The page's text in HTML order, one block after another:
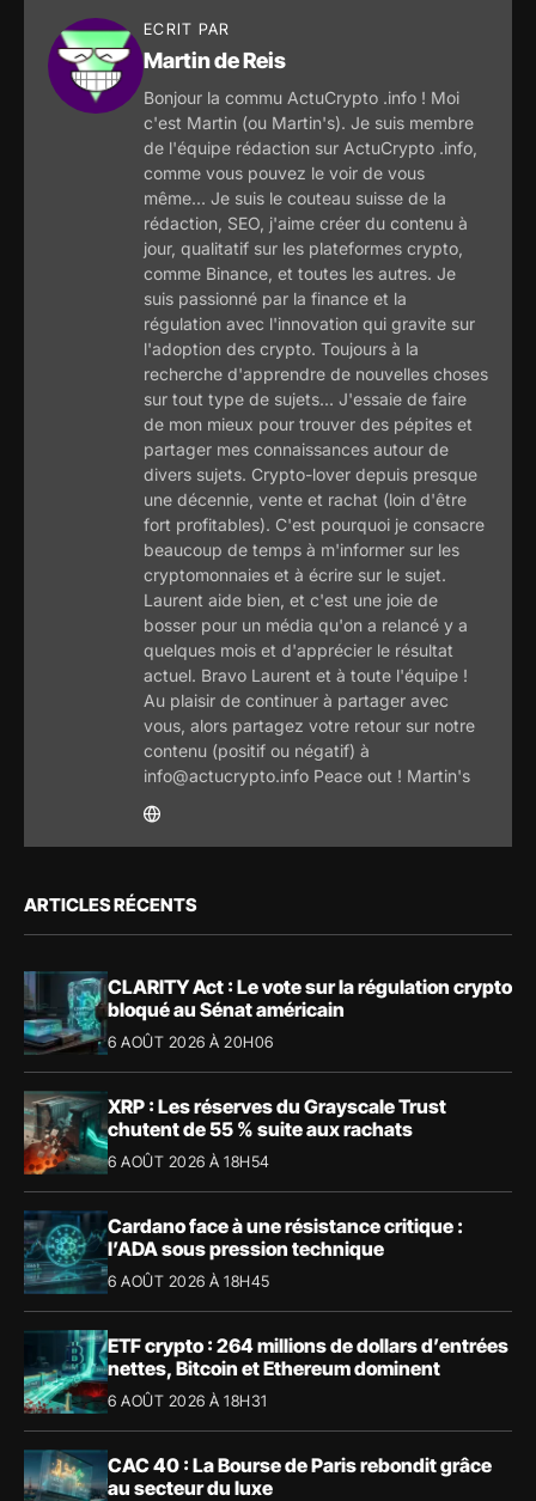
ECRIT PAR
Martin de Reis
Bonjour la commu ActuCrypto .info ! Moi
c'est Martin (ou Martin's). Je suis membre
de l'équipe rédaction sur ActuCrypto .info,
comme vous pouvez le voir de vous
même... Je suis le couteau suisse de la
rédaction, SEO, j'aime créer du contenu à
jour, qualitatif sur les plateformes crypto,
comme Binance, et toutes les autres. Je
suis passionné par la finance et la
régulation avec l'innovation qui gravite sur
l'adoption des crypto. Toujours à la
recherche d'apprendre de nouvelles choses
sur tout type de sujets... J'essaie de faire
de mon mieux pour trouver des pépites et
partager mes connaissances autour de
divers sujets. Crypto-lover depuis presque
une décennie, vente et rachat (loin d'être
fort profitables). C'est pourquoi je consacre
beaucoup de temps à m'informer sur les
cryptomonnaies et à écrire sur le sujet.
Laurent aide bien, et c'est une joie de
bosser pour un média qu'on a relancé y a
quelques mois et d'apprécier le résultat
actuel. Bravo Laurent et à toute l'équipe !
Au plaisir de continuer à partager avec
vous, alors partagez votre retour sur notre
contenu (positif ou négatif) à
info@actucrypto.info Peace out ! Martin's
ARTICLES RÉCENTS
CLARITY Act : Le vote sur la régulation crypto
bloqué au Sénat américain
6 AOÛT 2026 À 20H06
XRP : Les réserves du Grayscale Trust
chutent de 55 % suite aux rachats
6 AOÛT 2026 À 18H54
Cardano face à une résistance critique :
l’ADA sous pression technique
6 AOÛT 2026 À 18H45
ETF crypto : 264 millions de dollars d’entrées
nettes, Bitcoin et Ethereum dominent
6 AOÛT 2026 À 18H31
CAC 40 : La Bourse de Paris rebondit grâce
au secteur du luxe